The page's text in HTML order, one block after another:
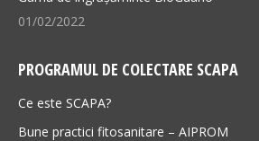
01/02/2022
PROGRAMUL DE COLECTARE SCAPA
Ce este SCAPA?
Bune practici fitosanitare – AIPROM